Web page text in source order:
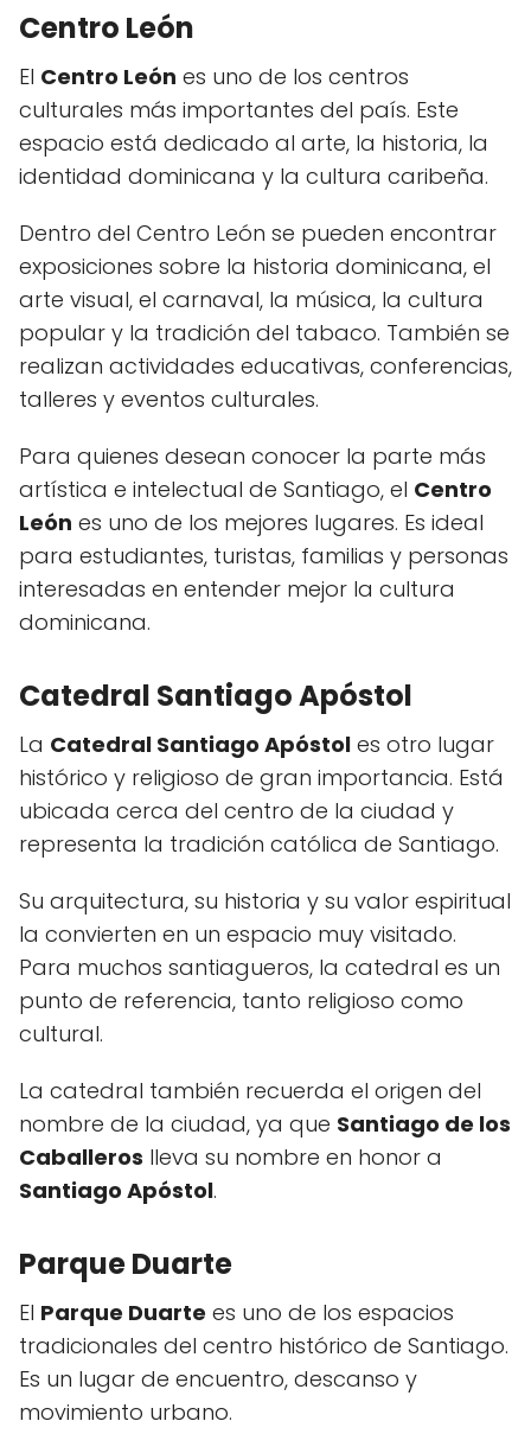
Centro León
El Centro León es uno de los centros
culturales más importantes del país. Este
espacio está dedicado al arte, la historia, la
identidad dominicana y la cultura caribeña.
Dentro del Centro León se pueden encontrar
exposiciones sobre la historia dominicana, el
arte visual, el carnaval, la música, la cultura
popular y la tradición del tabaco. También se
realizan actividades educativas, conferencias,
talleres y eventos culturales.
Para quienes desean conocer la parte más
artística e intelectual de Santiago, el Centro
León es uno de los mejores lugares. Es ideal
para estudiantes, turistas, familias y personas
interesadas en entender mejor la cultura
dominicana.
Catedral Santiago Apóstol
La Catedral Santiago Apóstol es otro lugar
histórico y religioso de gran importancia. Está
ubicada cerca del centro de la ciudad y
representa la tradición católica de Santiago.
Su arquitectura, su historia y su valor espiritual
la convierten en un espacio muy visitado.
Para muchos santiagueros, la catedral es un
punto de referencia, tanto religioso como
cultural.
La catedral también recuerda el origen del
nombre de la ciudad, ya que Santiago de los
Caballeros lleva su nombre en honor a
Santiago Apóstol.
Parque Duarte
El Parque Duarte es uno de los espacios
tradicionales del centro histórico de Santiago.
Es un lugar de encuentro, descanso y
movimiento urbano.